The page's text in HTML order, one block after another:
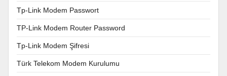
Tp-Link Modem Passwort
TP-Link Modem Router Password
Tp-Link Modem Şifresi
Türk Telekom Modem Kurulumu